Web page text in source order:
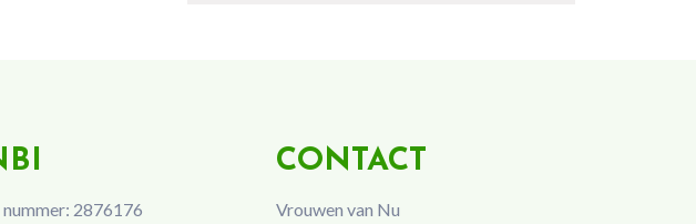
nummer: 2876176
CONTACT
Vrouwen van Nu